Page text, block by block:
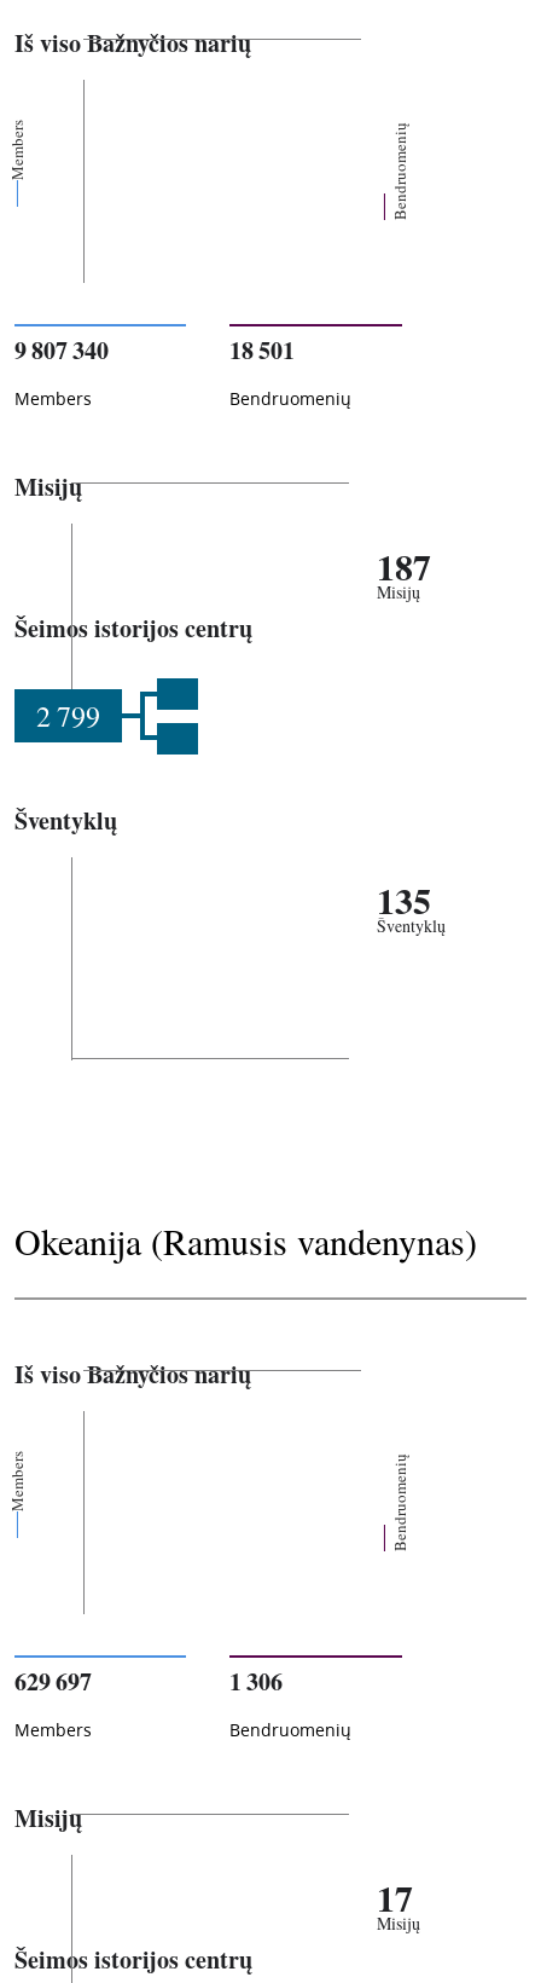
Iš viso Bažnyčios narių
Members Bendruomenių
9 807 340
Members
18 501
Bendruomenių
Misijų
187
Misijų
Šeimos istorijos centrų
2 799
Šventyklų
135
Šventyklų
Okeanija (Ramusis vandenynas)
Iš viso Bažnyčios narių
Members Bendruomenių
629 697
Members
1 306
Bendruomenių
Misijų
17
Misijų
Šeimos istorijos centrų